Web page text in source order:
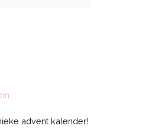
advent kalender!